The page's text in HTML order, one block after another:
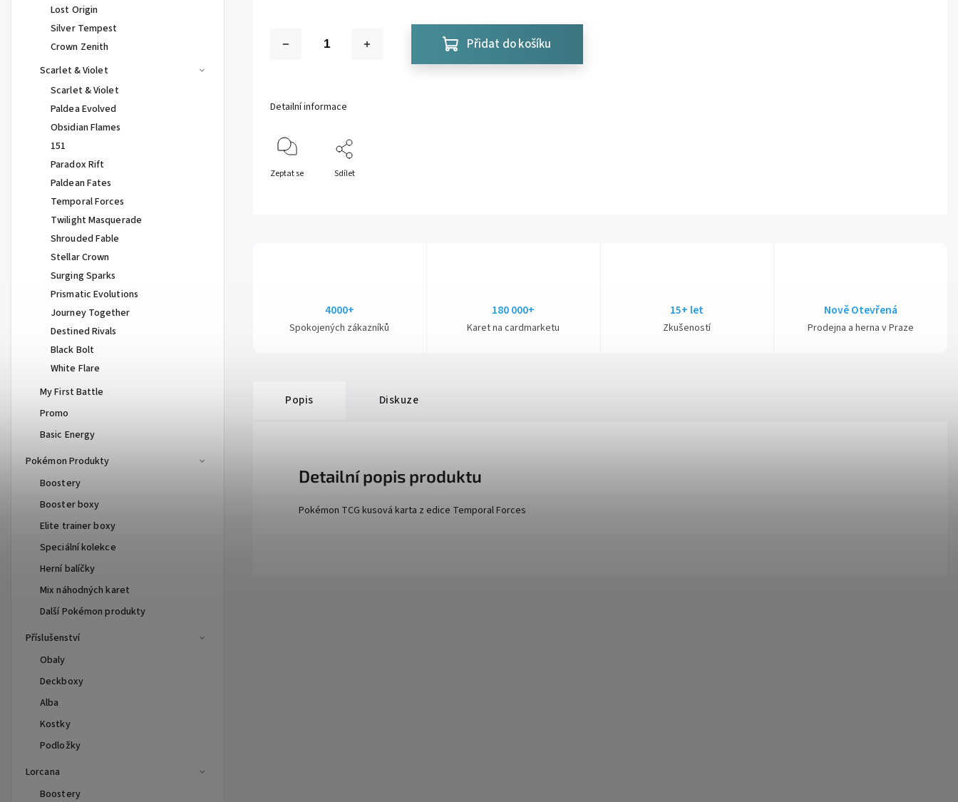
Lost Origin
Silver Tempest
Crown Zenith
Scarlet & Violet
Scarlet & Violet
Paldea Evolved
Obsidian Flames
151
Paradox Rift
Paldean Fates
Temporal Forces
Twilight Masquerade
Shrouded Fable
Stellar Crown
Surging Sparks
Prismatic Evolutions
Journey Together
Destined Rivals
Black Bolt
White Flare
My First Battle
Promo
Basic Energy
Pokémon Produkty
Boostery
Booster boxy
Elite trainer boxy
Speciální kolekce
Herní balíčky
Mix náhodných karet
Další Pokémon produkty
Příslušenství
Obaly
Deckboxy
Alba
Kostky
Podložky
Lorcana
Boostery
Přidat do košíku
Detailní informace
Zeptat se Sdílet
4000+
Spokojených zákazníků
180 000+
Karet na cardmarketu
15+ let
Zkušeností
Nově Otevřená
Prodejna a herna v Praze
Popis Diskuze
Detailní popis produktu
Pokémon TCG kusová karta z edice Temporal Forces